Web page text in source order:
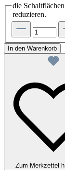
die
reduzieren.
In den Warenkorb
Zum Merkzettel